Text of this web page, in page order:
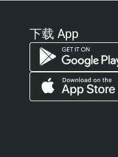
下载 App